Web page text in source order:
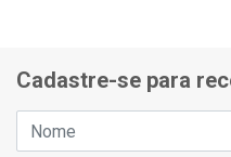
Cadastre-se para